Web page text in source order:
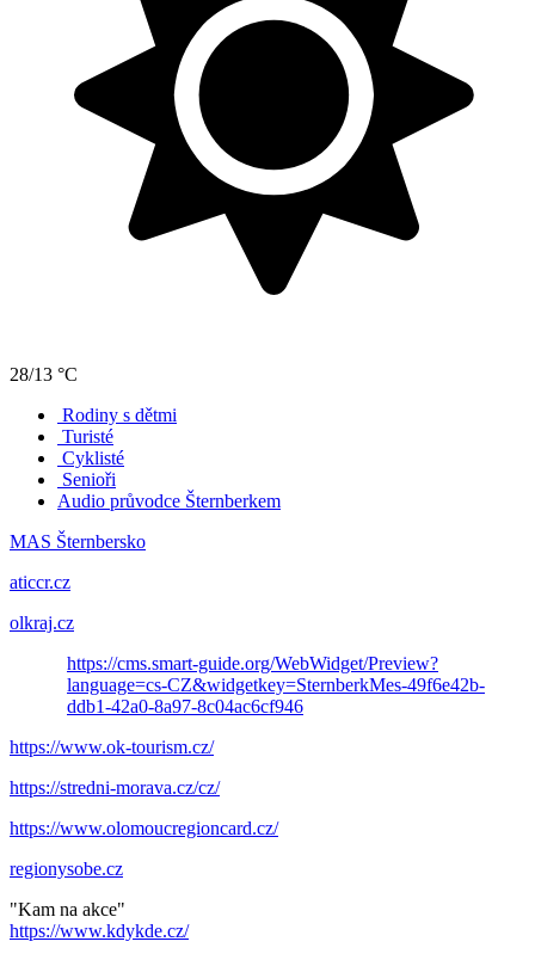
28/13 °C
Rodiny s dětmi
Turisté
Cyklisté
Senioři
Audio průvodce Šternberkem
MAS Šternbersko
aticcr.cz
olkraj.cz
https://cms.smart-guide.org/WebWidget/Preview?
language=cs-CZ&widgetkey=SternberkMes-49f6e42b-
ddb1-42a0-8a97-8c04ac6cf946
https://www.ok-tourism.cz/
https://stredni-morava.cz/cz/
https://www.olomoucregioncard.cz/
regionysobe.cz
"Kam na akce"
https://www.kdykde.cz/